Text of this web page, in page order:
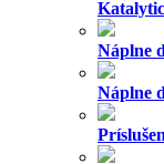
Náplne
Náplne